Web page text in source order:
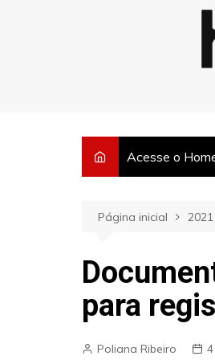
Posts semanais sobre o mercado
Acesse o
Página inicial 2021
para
Poliana Ribeiro